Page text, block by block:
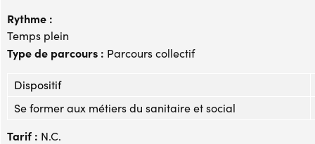
Rythme :
Temps plein
Type de parcours : Parcours collectif
Dispositif
Se former aux métiers du sanitaire et social
Tarif : N.C.